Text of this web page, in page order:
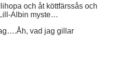
och åt köttfärssås och
Albin myste…
vad jag gillar